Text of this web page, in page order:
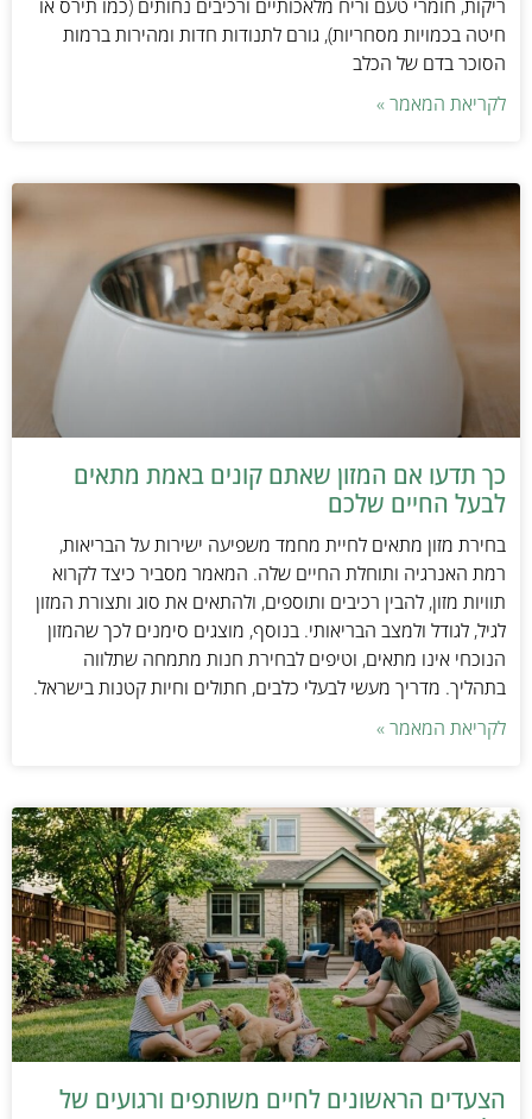
ריקות, חומרי טעם וריח מלאכותיים ורכיבים נחותים (כמו תירס או
חיטה בכמויות מסחריות), גורם לתנודות חדות ומהירות ברמות
הסוכר בדם של הכלב
לקריאת המאמר »
כך תדעו אם המזון שאתם קונים באמת מתאים
לבעל החיים שלכם
בחירת מזון מתאים לחיית מחמד משפיעה ישירות על הבריאות,
רמת האנרגיה ותוחלת החיים שלה. המאמר מסביר כיצד לקרוא
תוויות מזון, להבין רכיבים ותוספים, ולהתאים את סוג ותצורת המזון
לגיל, לגודל ולמצב הבריאותי. בנוסף, מוצגים סימנים לכך שהמזון
הנוכחי אינו מתאים, וטיפים לבחירת חנות מתמחה שתלווה
בתהליך. מדריך מעשי לבעלי כלבים, חתולים וחיות קטנות בישראל.
לקריאת המאמר »
הצעדים הראשונים לחיים משותפים ורגועים של